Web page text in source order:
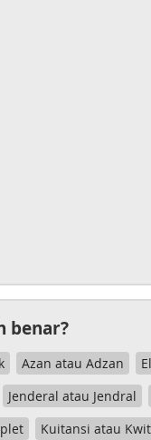
benar?
Azan atau Adzan
Jenderal atau Jendral
Kuitansi atau